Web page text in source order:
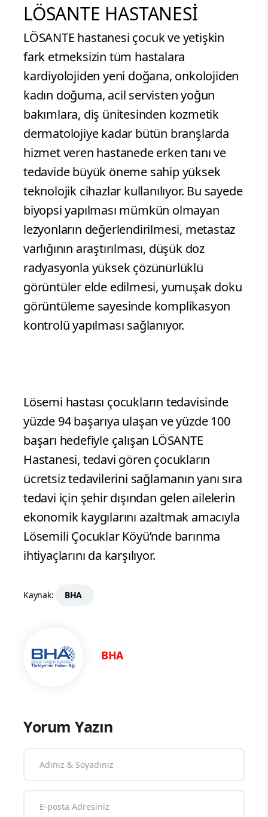
LÖSANTE HASTANESİ
LÖSANTE hastanesi çocuk ve yetişkin
fark etmeksizin tüm hastalara
kardiyolojiden yeni doğana, onkolojiden
kadın doğuma, acil servisten yoğun
bakımlara, diş ünitesinden kozmetik
dermatolojiye kadar bütün branşlarda
hizmet veren hastanede erken tanı ve
tedavide büyük öneme sahip yüksek
teknolojik cihazlar kullanılıyor. Bu sayede
biyopsi yapılması mümkün olmayan
lezyonların değerlendirilmesi, metastaz
varlığının araştırılması, düşük doz
radyasyonla yüksek çözünürlüklü
görüntüler elde edilmesi, yumuşak doku
görüntüleme sayesinde komplikasyon
kontrolü yapılması sağlanıyor.
Lösemi hastası çocukların tedavisinde
yüzde 94 başarıya ulaşan ve yüzde 100
başarı hedefiyle çalışan LÖSANTE
Hastanesi, tedavi gören çocukların
ücretsiz tedavilerini sağlamanın yanı sıra
tedavi için şehir dışından gelen ailelerin
ekonomik kaygılarını azaltmak amacıyla
Lösemili Çocuklar Köyü’nde barınma
ihtiyaçlarını da karşılıyor.
Kaynak: BHA
BHA
Yorum Yazın